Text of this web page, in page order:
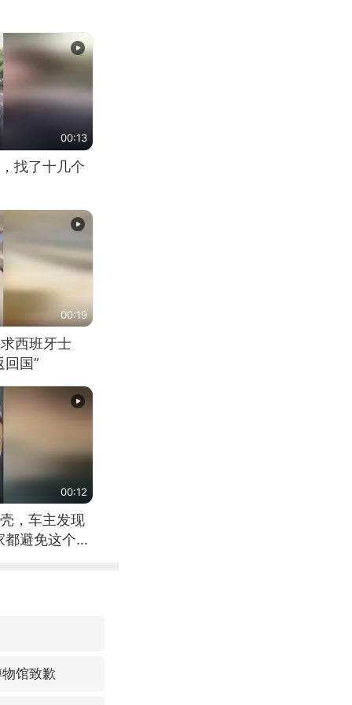
00:13
找了十几个
00:19
西班牙士
国”
00:12
，车主发现
避免这个危
馆致歉